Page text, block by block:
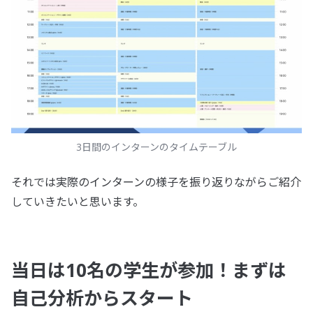
3日間のインターンのタイムテーブル
それでは実際のインターンの様子を振り返りながらご紹介
していきたいと思います。
当日は10名の学生が参加！まずは
自己分析からスタート